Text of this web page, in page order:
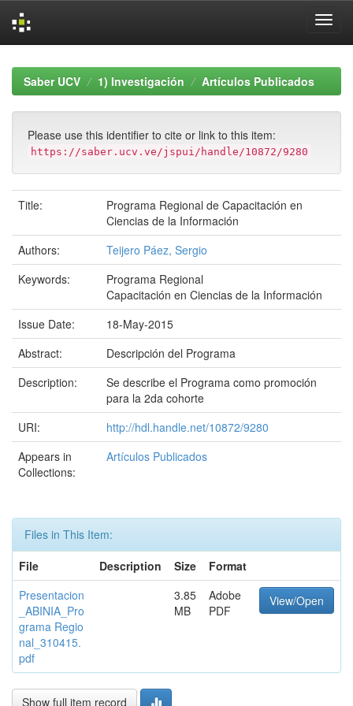
navigationSaber UCV 1) Investigación Artículos Publicados
Please use this identifier to cite or link to this item:
https://saber.ucv.ve/jspui/handle/10872/9280
Title:
Programa Regional de Capacitación en
Ciencias de la Información
Authors:
Teijero Páez, Sergio
Keywords:
Programa Regional
Capacitación en Ciencias de la Información
Issue Date:
18-May-2015
Abstract:
Descripción del Programa
Description:
Se describe el Programa como promoción
para la 2da cohorte
URI:
http://hdl.handle.net/10872/9280
Appears in
Collections:
Artículos Publicados
Files in This Item:
File
Description Size
Format
Presentacion
_ABINIA_Pro
grama Regio
nal_310415.
pdf
3.85
MB
Adobe
PDF
View/Open
Show full item record